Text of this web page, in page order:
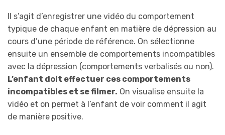
Il s’agit d’enregistrer une vidéo du comportement
typique de chaque enfant en matière de dépression au
cours d’une période de référence. On sélectionne
ensuite un ensemble de comportements incompatibles
avec la dépression (comportements verbalisés ou non).
L’enfant doit effectuer ces comportements
incompatibles et se filmer. On visualise ensuite la
vidéo et on permet à l’enfant de voir comment il agit
de manière positive.